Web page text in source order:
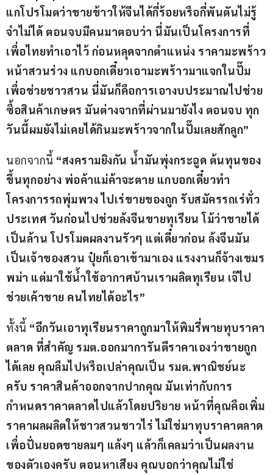
แกโปรโมตว่าขายข้าวให้จีนได้กี่ร้อยหรือกี่พันตันไม่รู้
จำไม่ได้ ตอนจบมีคนมาตอบว่า นี่มันเป็นโครงการที่
เพื่อไทยทำเอาไว้ ก่อนหลุดจากตำแหน่ง ราคามะพร้าว
หน้าสวนร่วง แกบอกเดี๋ยวเอามะพร้าวมาแจกในปั๊ม
เพื่อช่วยชาวสวน นี่มันก็คือการเอางบประมาณไปช่วย
ซื้อสินค้าเกษตร มันต่างจากที่ผ่านมายังไง ตอนจบ ทุก
วันนี้ผมยังไม่เคยได้กินมะพร้าวจากในปั๊มเลยสักลูก”
นอกจากนี้ “สงครามยิงกัน น้ำมันพุ่งกระฉูด ต้นทุนของ
ขึ้นทุกอย่าง พ่อค้าแม่ค้าจะตาย แกบอกเดี๋ยวทำ
โครงการรถพุ่มพวง ไปเร่ขายของถูก รับสมัครรถเร่ทั่ว
ประเทศ วันก่อนไปช่วยล้งจีนขายทุเรียน โม้ว่าขายได้
เป็นล้าน โปรโมตผลงานรัวๆ แต่เดี๋ยวก่อน ล้งจีนมัน
เป็นเจ้าของสวน ปุ๋ยก็เอาเข้ามาเอง แรงงานก็จ้างเขมร
พม่า แต่มาใช้น้ำใช้อากาศบ้านเราผลิตทุเรียน เจ๊ไป
ช่วยเค้าขาย คนไทยได้อะไร”
ทั้งนี้ “อีกวันเอาทุเรียนราคาถูกมาให้พิมรี่พายทุบราคา
ตลาด ที่สำคัญ รมต.ออกมาการันตีราคาเองว่าขายถูก
ได้เลย คุณลืมไปหรือเปล่าคุณเป็น รมต.พาณิชย์นะ
ครับ ราคาสินค้าออกจากปากคุณ มันเท่ากับการ
กำหนดราคาตลาดไปแล้วโดยปริยาย หน้าที่คุณคือเพิ่ม
ราคาผลผลิตให้ชาวสวนชาวไร่ ไม่ใช่มาทุบราคาตลาด
เพื่อปั่นยอดขายลมๆ แล้งๆ แล้วก็เคลมว่าเป็นผลงาน
ของตัวเองครับ ตอนหาเสียง คุณบอกว่าคุณไม่ใช่